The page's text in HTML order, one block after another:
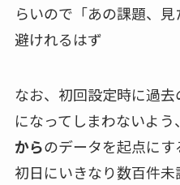
らいので「あの課題、
避けれるはず
なお、初回設定時に過去
になってしまわないよう、
からのデータを起点に
初日にいきなり数百件